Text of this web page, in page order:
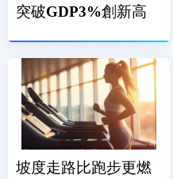
突破GDP3%創新高
坡度走路比跑步更燃